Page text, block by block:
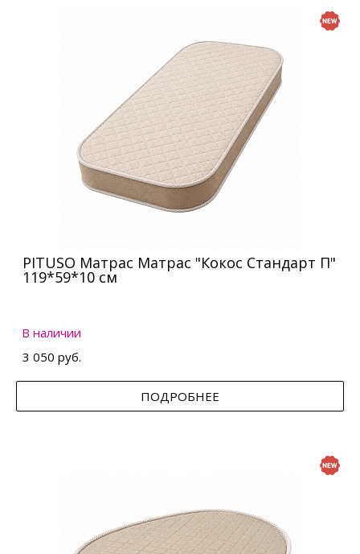
PITUSO Матрас Матрас "Кокос Стандарт П"
119*59*10 см
В наличии
3 050 руб.
ПОДРОБНЕЕ